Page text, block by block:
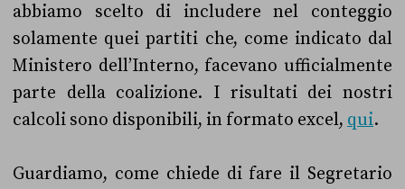
abbiamo scelto di includere nel conteggio
solamente quei partiti che, come indicato dal
Ministero dell’Interno, facevano ufficialmente
parte della coalizione. I risultati dei nostri
calcoli sono disponibili, in formato excel, qui.
Guardiamo, come chiede di fare il Segretario